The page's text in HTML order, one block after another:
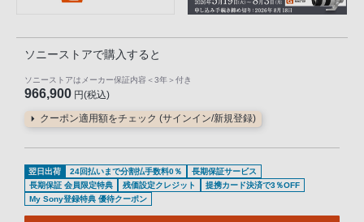
ソニーストアで購入すると
ソニーストアはメーカー保証内容 ＜3年＞ 付き
966,900 円(税込)
クーポン適用額をチェック (サインイン/新規登録)
翌日出荷 24回払いまで分割払手数料0％
長期保証サービス
長期保証 会員限定特典
残価設定クレジット
提携カード決済で3％OFF
My Sony登録特典 優待クーポン